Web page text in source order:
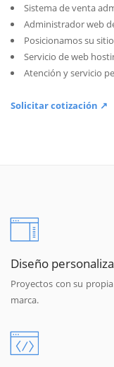
Sistema de venta
Administrador web
Posicionamos su
Servicio de web
Atención y servicio
Solicitar cotización ↗
Diseño
Proyectos con su
marca.